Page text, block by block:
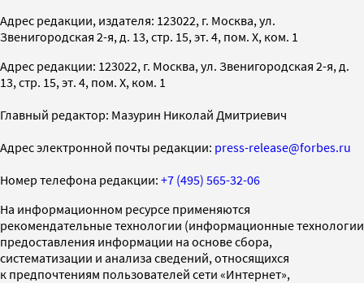
Адрес редакции, издателя: 123022, г. Москва, ул.
Звенигородская 2-я, д. 13, стр. 15, эт. 4, пом. X, ком. 1
Адрес редакции: 123022, г. Москва, ул. Звенигородская 2-я, д.
13, стр. 15, эт. 4, пом. X, ком. 1
Главный редактор: Мазурин Николай Дмитриевич
Адрес электронной почты редакции: press-release@forbes.ru
Номер телефона редакции: +7 (495) 565-32-06
На информационном ресурсе применяются
рекомендательные технологии (информационные технологии
предоставления информации на основе сбора,
систематизации и анализа сведений, относящихся
к предпочтениям пользователей сети «Интернет»,